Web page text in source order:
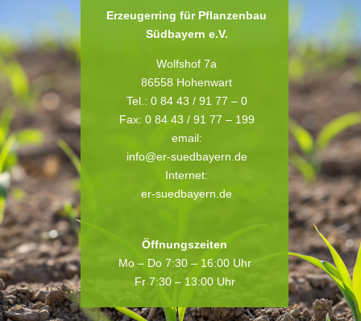
Erzeugerring für Pflanzenbau
Südbayern e.V.
Wolfshof 7a
86558 Hohenwart
Tel.: 0 84 43 / 91 77 – 0
Fax: 0 84 43 / 91 77 – 199
email:
info@er-suedbayern.de
Internet:
er-suedbayern.de
Öffnungszeiten
Mo – Do 7:30 – 16:00 Uhr
Fr 7:30 – 13:00 Uhr